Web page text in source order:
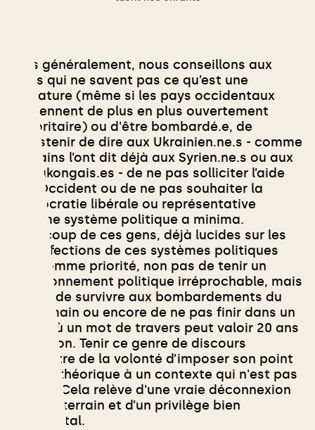
Plus généralement, nous conseillons aux
gens qui ne savent pas ce qu’est une
dictature (même si les pays occidentaux
deviennent de plus en plus ouvertement
autoritaire) ou d'être bombardé.e, de
s’abstenir de dire aux Ukrainien.ne.s - comme
certains l’ont dit déjà aux Syrien.ne.s ou aux
Hongkongais.es - de ne pas solliciter l’aide
de l’Occident ou de ne pas souhaiter la
démocratie libérale ou représentative
comme système politique a minima.
Beaucoup de ces gens, déjà lucides sur les
imperfections de ces systèmes politiques
ont comme priorité, non pas de tenir un
positionnement politique irréprochable, mais
plutôt de survivre aux bombardements du
lendemain ou encore de ne pas finir dans un
pays où un mot de travers peut valoir 20 ans
de prison. Tenir ce genre de discours
démontre de la volonté d’imposer son point
de vue théorique à un contexte qui n'est pas
le sien. Cela relève d'une vraie déconnexion
avec le terrain et d’un privilège bien
occidental.